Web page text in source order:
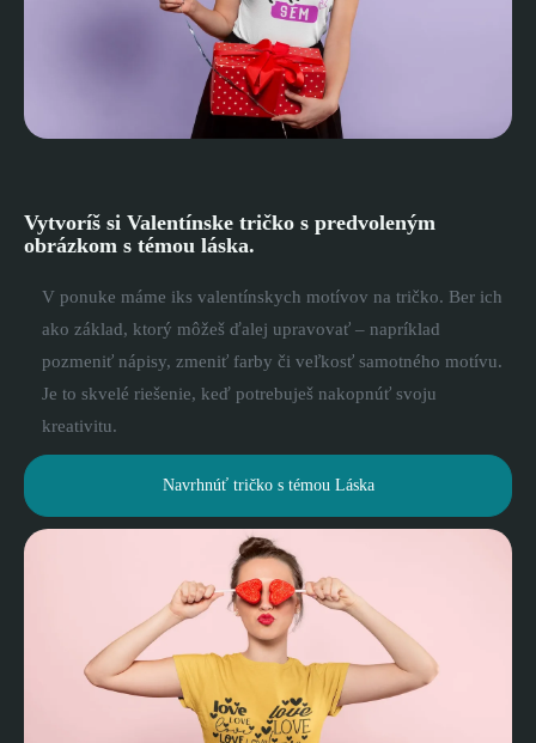
Vytvoríš si Valentínske tričko s predvoleným
obrázkom s témou láska.
V ponuke máme iks valentínskych motívov na tričko. Ber ich
ako základ, ktorý môžeš ďalej upravovať – napríklad
pozmeniť nápisy, zmeniť farby či veľkosť samotného motívu.
Je to skvelé riešenie, keď potrebuješ nakopnúť svoju
kreativitu.
Navrhnúť tričko s témou Láska